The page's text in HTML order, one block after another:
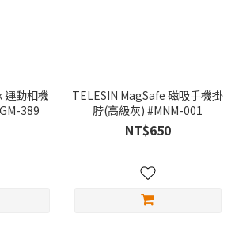
運動相機
389
TELESIN MagSafe 磁吸手機掛
脖(高級灰) #MNM-001
NT$650